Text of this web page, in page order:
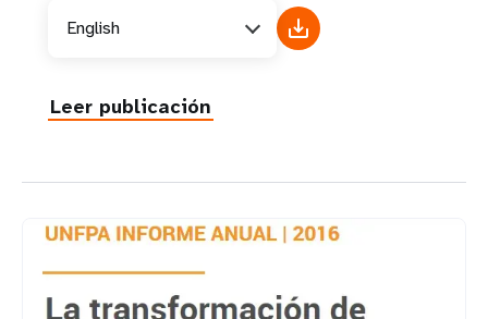
English
Leer publicación